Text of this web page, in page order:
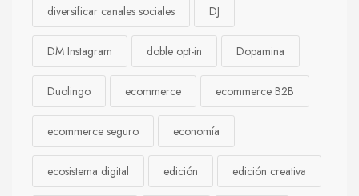
diversificar canales sociales DJ
DM Instagram doble opt-in Dopamina
Duolingo ecommerce ecommerce B2B
ecommerce seguro economía
ecosistema digital edición edición creativa